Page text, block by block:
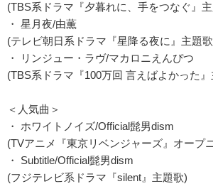
(TBS系ドラマ『夕暮れに、手をつなぐ』
・ 星月夜/由薫
(テレビ朝日系ドラマ『星降る夜に』主題
・ リンジュー・ラヴ/マカロニえんぴつ
(TBS系ドラマ『100万回 言えばよかった
＜人気曲＞
・ ホワイトノイズ/Official髭男dism
(TVアニメ『東京リベンジャーズ』オープ
・ Subtitle/Official髭男dism
(フジテレビ系ドラマ『silent』主題歌)